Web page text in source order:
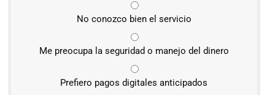
No conozco bien el servicio
Me preocupa la seguridad o manejo del dinero
Prefiero pagos digitales anticipados